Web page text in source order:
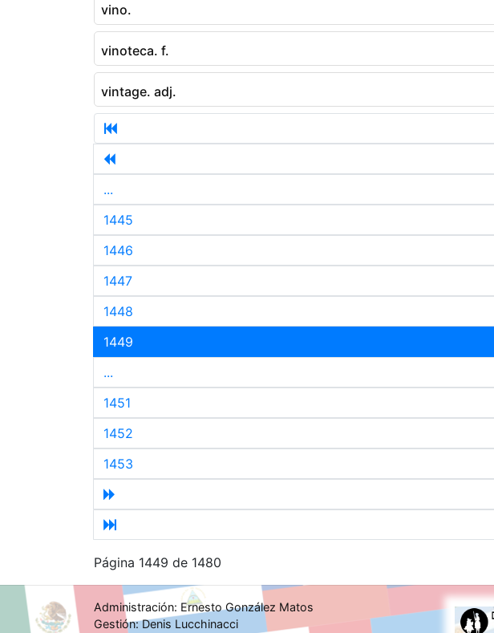
vino.
vinoteca. f.
vintage. adj.
...
1445
1446
1447
1448
1449
...
1451
1452
1453
Página 1449 de 1480
Administración: Ernesto González Matos
Gestión: Denis Lucchinacci